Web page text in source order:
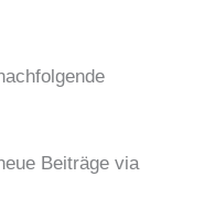
Beiträge via